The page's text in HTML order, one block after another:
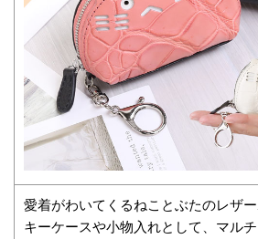
愛着がわいてくるねことぶたのレザー
キーケースや小物入れとして、マル